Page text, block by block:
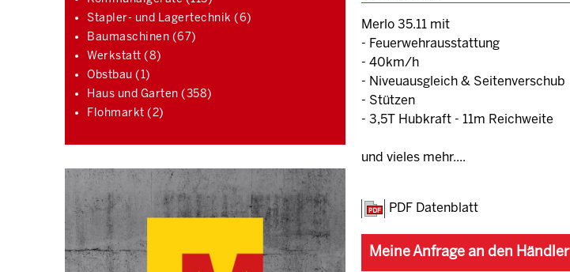
Stapler- und Lagertechnik (6)
Baumaschinen (67)
Werkstatt (8)
Obstbau (1)
Haus und Garten (358)
Flohmarkt (2)
Merlo 35.11 mit
- Feuerwehrausstattung
- 40km/h
- Niveuausgleich & Seitenverschub
- Stützen
- 3,5T Hubkraft - 11m Reichweite
und vieles mehr....
PDF Datenblatt
Meine Anfrage an den Händler